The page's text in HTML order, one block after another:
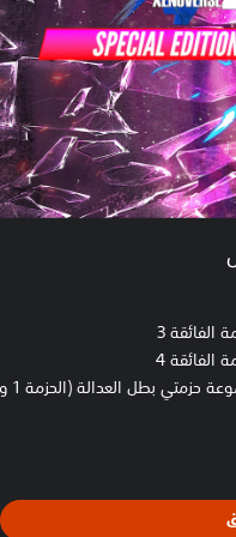
الفائقة 3
الفائقة 4
حزمتي بطل العدالة (الحزمة 1 و2)